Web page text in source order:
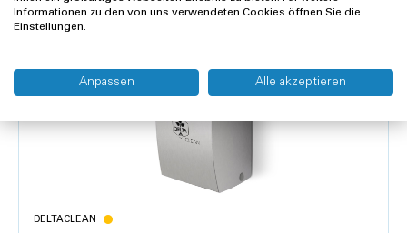
DELTACLEAN
Informationen zu den von uns verwendeten Cookies öffnen Sie die
Einstellungen.
Anpassen Alle akzeptieren